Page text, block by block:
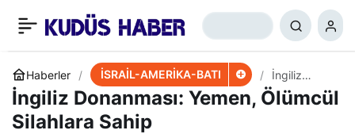
Haberler İSRAİL-AMERİKA-BATI
İngiliz
Donanması:
Yemen,
İngiliz Donanması: Yemen, Ölümcül
Silahlara Sahip
Refah Operasyonu: İsrail
Israrcı, ABD Temkinli
+ 0 Paylaş